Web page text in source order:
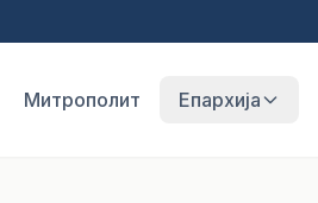
Митрополит Епархија